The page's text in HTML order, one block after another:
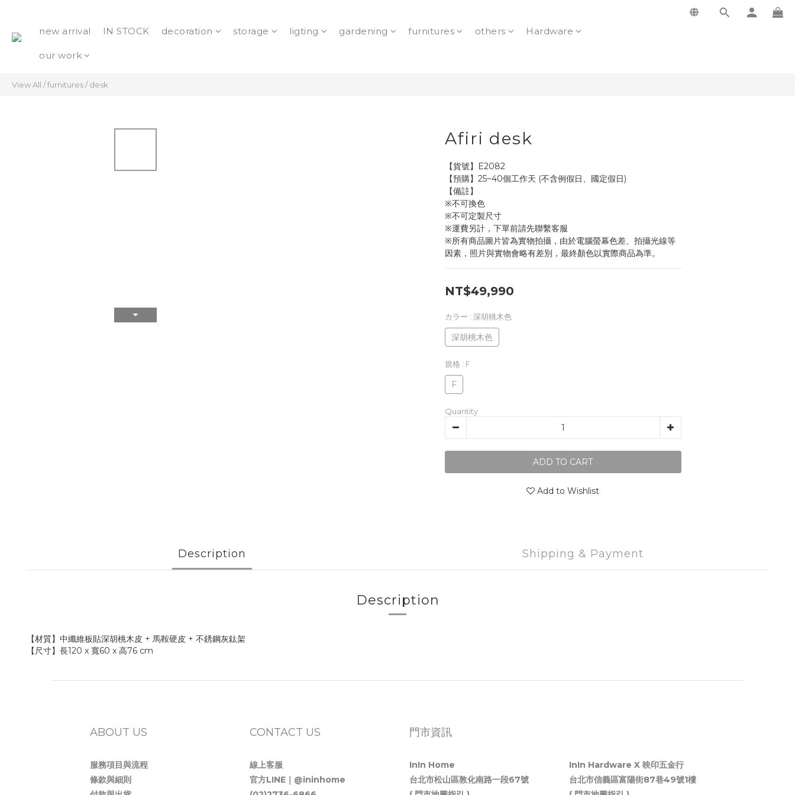
new arrival IN STOCK decoration storage ligting gardening furnitures others Hardware
our work
View All /furnitures/desk
Afiri desk
【貨號】E2082
【預購】25~40個工作天 (不含例假日、國定假日)
【備註】
※不可換色
※不可定製尺寸
※運費另計，下單前請先聯繫客服
※所有商品圖片皆為實物拍攝，由於電腦螢幕色差、拍攝光線等
因素，照片與實物會略有差別，最終顏色以實際商品為準。
NT$49,990
カラー : 深胡桃木色
深胡桃木色
規格 : F
F
Quantity
ADD TO CART
Add to Wishlist
Description Shipping & Payment
Description
【材質】中纖維板貼深胡桃木皮 + 馬鞍硬皮 + 不銹鋼灰鈦架
【尺寸】長120 x 寬60 x 高76 cm
ABOUT US
服務項目與流程
條款與細則
CONTACT US
線上客服
官方LINE｜@ininhome
門市資訊
InIn Home
台北市松山區敦化南路一段67號
InIn Hardware X 映印五金行
台北市信義區富陽街87巷49號1樓